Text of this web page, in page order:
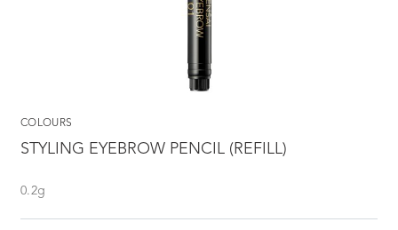
COLOURS
STYLING EYEBROW PENCIL (REFILL)
0.2g